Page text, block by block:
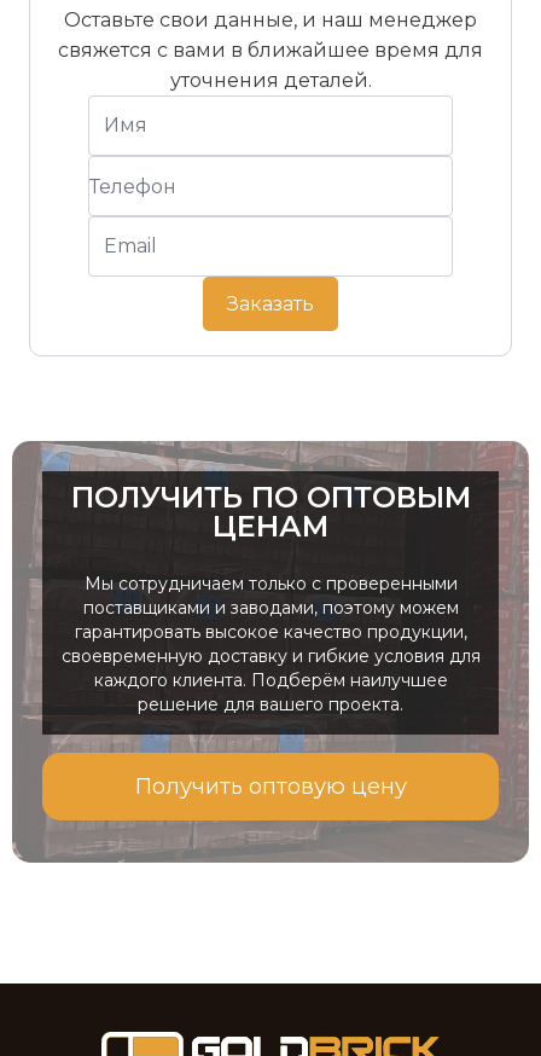
допомогою двох
спеціальних гвинтів з
нержавіючої сталі. Головки
гвинтів повністю
покриваються наступним
рядом сланцю і, таким
чином, залишаються
схованими.
Система монтажу з
видимим кріпленням
Система монтажу
природного сланцю з
видимим кріпленням.
Сланець монтується
традиційним способом –
Оставьте свои данные, и наш менеджер
свяжется с вами в ближайшее время для
уточнения деталей.
Заказать
ПОЛУЧИТЬ ПО ОПТОВЫМ
ЦЕНАМ
Мы сотрудничаем только с проверенными
поставщиками и заводами, поэтому можем
гарантировать высокое качество продукции,
своевременную доставку и гибкие условия для
каждого клиента. Подберём наилучшее
решение для вашего проекта.
Получить оптовую цену